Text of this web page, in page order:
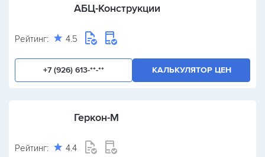
АБЦ-Конструкции
Рейтинг: 4.5
+7 (926) 613-**-** КАЛЬКУЛЯТОР ЦЕН
Геркон-М
Рейтинг: 4.4